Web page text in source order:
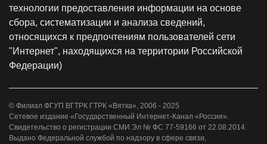
технологии предоставления информации на основе
сбора, систематизации и анализа сведений,
относящихся к предпочтениям пользователей сети
"Интернет", находящихся на территории Российской
Федерации)
© Филиал ФГУП ВГТРК ГТРК «Вятка», 2006 - 2025
Сетевое издание «Государственный Интернет-Канал «Россия».
Свидетельство о регистрации СМИ Эл № ФС 77-59166 от 22.08.2014.
Выдано Федеральной службой по надзору в сфере связи,